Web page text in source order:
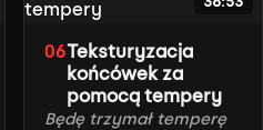
06Teksturyzacja
końcówek za
pomocą tempery
Będę trzymał temperę